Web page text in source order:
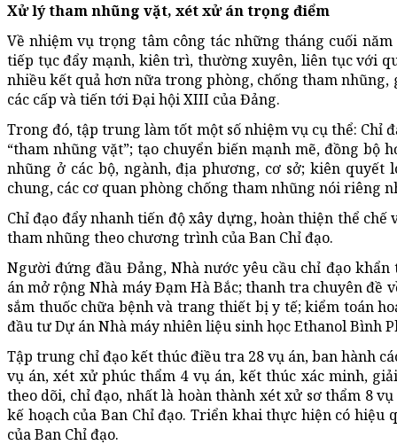
Xử lý tham nhũng vặt, xét xử án trọng điểm
Về nhiệm vụ trọng tâm công tác những tháng cuối
tiếp tục đẩy mạnh, kiên trì, thường xuyên, liên tục với
nhiều kết quả hơn nữa trong phòng, chống tham
các cấp và tiến tới Đại hội XIII của Đảng.
Trong đó, tập trung làm tốt một số nhiệm vụ cụ thể: Chỉ
“tham nhũng vặt”; tạo chuyển biến mạnh mẽ, đồng bộ
nhũng ở các bộ, ngành, địa phương, cơ sở; kiên
chung, các cơ quan phòng chống tham nhũng nói riêng
Chỉ đạo đẩy nhanh tiến độ xây dựng, hoàn thiện thể
tham nhũng theo chương trình của Ban Chỉ đạo.
Người đứng đầu Đảng, Nhà nước yêu cầu chỉ đạo
án mở rộng Nhà máy Đạm Hà Bắc; thanh tra chuyên đề
sắm thuốc chữa bệnh và trang thiết bị y tế; kiểm toán
đầu tư Dự án Nhà máy nhiên liệu sinh học Ethanol Bình
Tập trung chỉ đạo kết thúc điều tra 28 vụ án, ban hành
vụ án, xét xử phúc thẩm 4 vụ án, kết thúc xác minh,
theo dõi, chỉ đạo, nhất là hoàn thành xét xử sơ thẩm 8
kế hoạch của Ban Chỉ đạo. Triển khai thực hiện có hiệu
của Ban Chỉ đạo.